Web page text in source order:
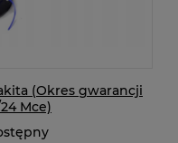
(Okres gwarancji
24 Mce)